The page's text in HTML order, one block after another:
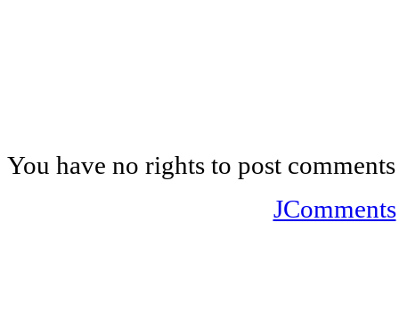
You have no rights to post comments
JComments